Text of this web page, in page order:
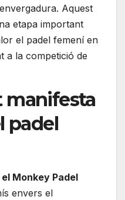
Aquest
etapa important
el padel femení en
a la competició de
manifesta
padel
el Monkey Padel
envers el